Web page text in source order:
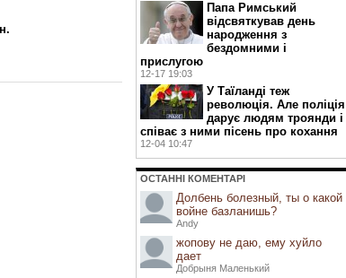
Папа Римський
відсвяткував день
народження з
бездомними і
прислугою
12-17 19:03
У Таїланді теж
революція. Але поліція
дарує людям троянди і
співає з ними пісень про кохання
12-04 10:47
ОСТАННI КОМЕНТАРI
Долбень болезный, ты о какой
войне базланишь?
Andy
жопову не даю, ему хуйло
дает
Добрыня Маленький